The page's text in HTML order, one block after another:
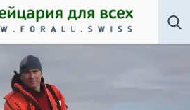
»Сергей Рублев